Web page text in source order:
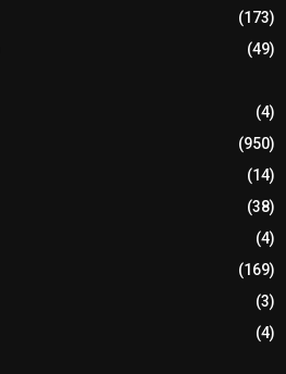
(173)
(49)
(4)
(950)
(14)
(38)
(4)
(169)
(3)
(4)